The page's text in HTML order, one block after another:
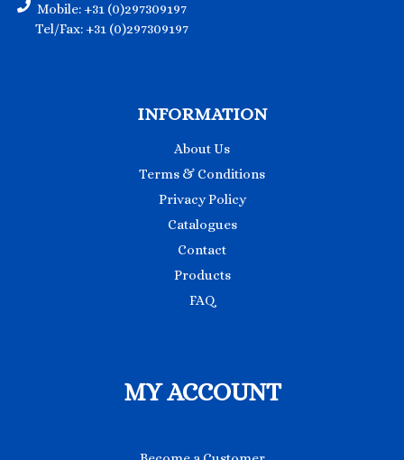
Mobile: +31 (0)297309197
Tel/Fax: +31 (0)297309197
INFORMATION
About Us
Terms & Conditions
Privacy Policy
Catalogues
Contact
Products
FAQ
MY ACCOUNT